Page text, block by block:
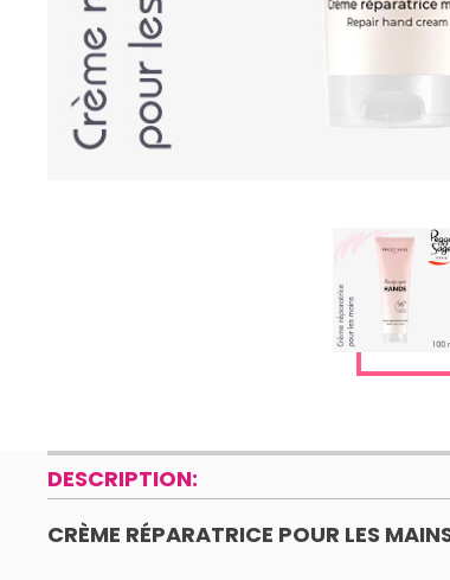
DESCRIPTION:
CRÈME RÉPARATRICE POUR LES